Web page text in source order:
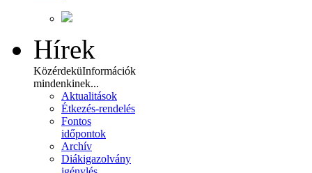
Hírek
KözérdeküInformációk
mindenkinek...
Aktualitások
Étkezés-rendelés
Fontos
időpontok
Archív
Diákigazolvány